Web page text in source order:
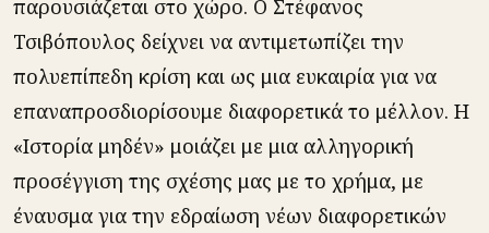
παρουσιάζεται στο χώρο. Ο Στέφανος
Τσιβόπουλος δείχνει να αντιμετωπίζει την
πολυεπίπεδη κρίση και ως μια ευκαιρία για να
επαναπροσδιορίσουμε διαφορετικά το μέλλον. Η
«Ιστορία μηδέν» μοιάζει με μια αλληγορική
προσέγγιση της σχέσης μας με το χρήμα, με
έναυσμα για την εδραίωση νέων διαφορετικών